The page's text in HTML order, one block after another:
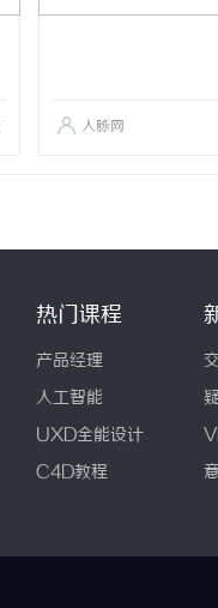
人脉网
热门课程
产品经理
人工智能
UXD全能设计
C4D教程